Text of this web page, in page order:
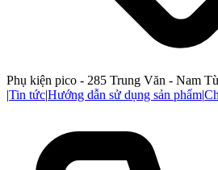
Phụ kiện pico - 285 Trung Văn - Nam
|Tin tức|Hướng dẫn sử dụng sản phẩm|